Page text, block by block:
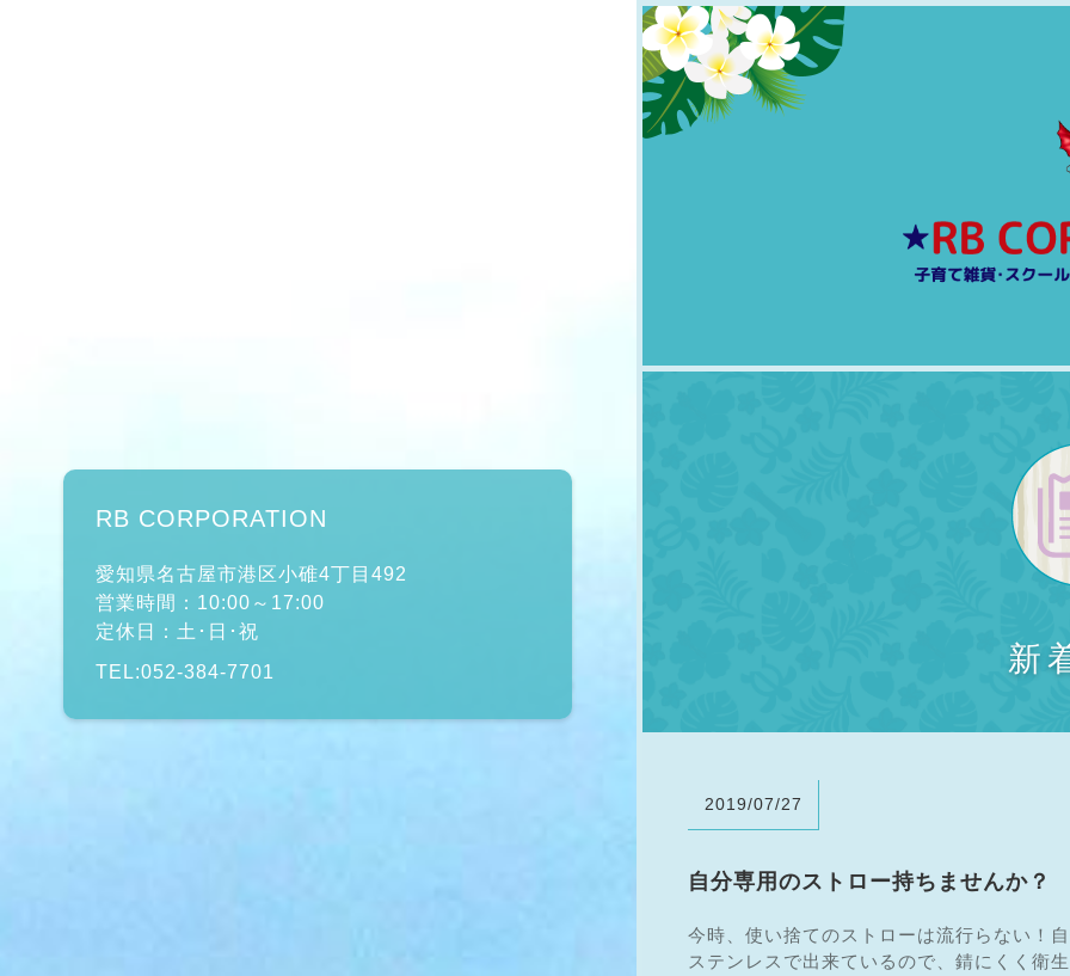
新
2019/07/27
自分専用のストロー持ちませんか？
今時、使い捨てのストローは流行らない！
ステンレスで出来ているので、錆にくく衛
RB CORPORATION
愛知県名古屋市港区小碓4丁目492
営業時間：10:00～17:00
定休日：土･日･祝
TEL:052-384-7701